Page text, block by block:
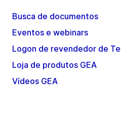
Busca de documentos
Eventos e webinars
Logon de revendedor de
Loja de produtos GEA
Vídeos GEA